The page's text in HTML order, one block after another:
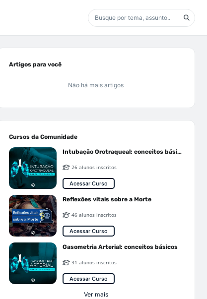
Artigos para você
Não há mais artigos
Cursos da Comunidade
Intubação Orotraqueal: conceitos básicos
26 alunos inscritos
Acessar Curso
Reflexões vitais sobre a Morte
46 alunos inscritos
Acessar Curso
Gasometria Arterial: conceitos básicos
31 alunos inscritos
Acessar Curso
Ver mais